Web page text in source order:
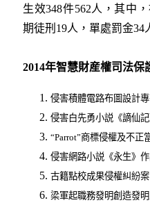
生效348件562人，其中
期徒刑19人，單處罰金34
2014年智慧財産權司法保
侵害積體電路布圖設計
侵害白先勇小説《謫仙
“Parrot”商標侵權及不正
侵害網路小説《永生》
古籍點校成果侵權糾紛案
梁軍起職務發明創造發